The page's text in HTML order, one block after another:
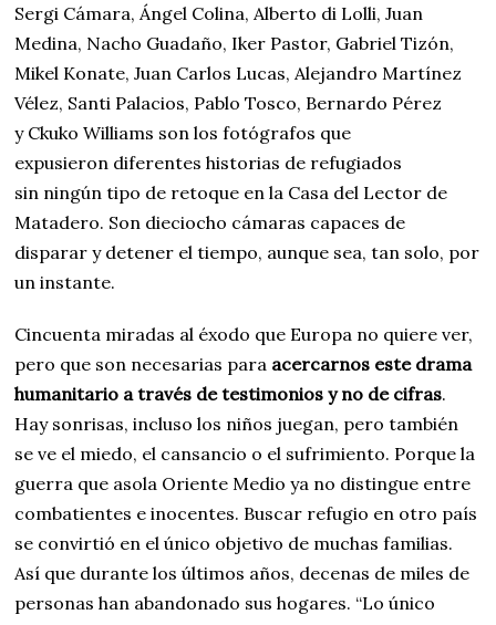
Sergi Cámara, Ángel Colina, Alberto di Lolli, Juan
Medina, Nacho Guadaño, Iker Pastor, Gabriel Tizón,
Mikel Konate, Juan Carlos Lucas, Alejandro Martínez
Vélez, Santi Palacios, Pablo Tosco, Bernardo Pérez
y Ckuko Williams son los fotógrafos que
expusieron diferentes historias de refugiados
sin ningún tipo de retoque en la Casa del Lector de
Matadero. Son dieciocho cámaras capaces de
disparar y detener el tiempo, aunque sea, tan solo, por
un instante.
Cincuenta miradas al éxodo que Europa no quiere ver,
pero que son necesarias para acercarnos este drama
humanitario a través de testimonios y no de cifras.
Hay sonrisas, incluso los niños juegan, pero también
se ve el miedo, el cansancio o el sufrimiento. Porque la
guerra que asola Oriente Medio ya no distingue entre
combatientes e inocentes. Buscar refugio en otro país
se convirtió en el único objetivo de muchas familias.
Así que durante los últimos años, decenas de miles de
personas han abandonado sus hogares. “Lo único